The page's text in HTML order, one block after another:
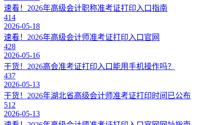
速看！2026年高级会计职称准考证打印入口指南
414
2026-05-18
速看！2026年高级会计师准考证打印入口官网
428
2026-05-16
干货！2026高会准考证打印入口能用手机操作吗？
437
2026-05-13
干货！2026年湖北省高级会计师准考证打印时间已公布
512
2026-05-13